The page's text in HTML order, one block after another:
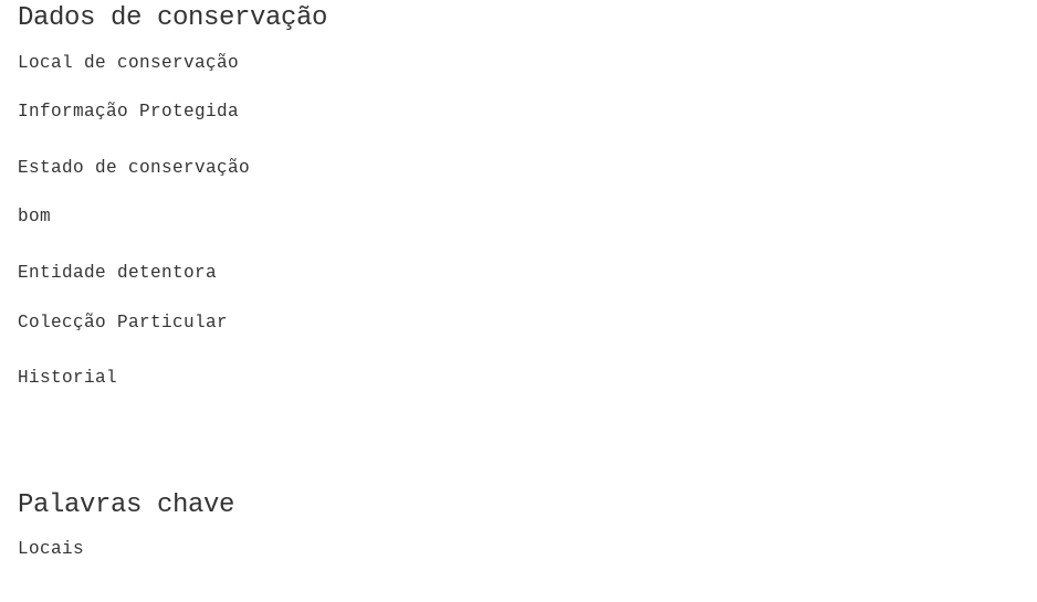
Dados de conservação
Local de conservação
Informação Protegida
Estado de conservação
bom
Entidade detentora
Colecção Particular
Historial
Palavras chave
Locais